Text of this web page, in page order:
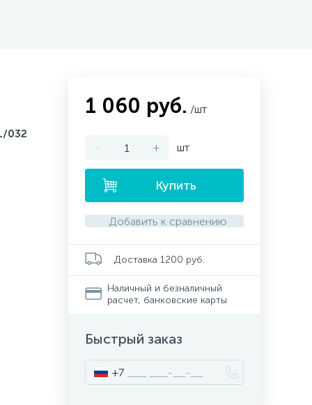
032
1 060 руб. /шт
- + шт
Купить
Добавить к сравнению
Доставка 1200 руб.
Наличный и безналичный
расчет, банковские карты
Быстрый заказ
+7